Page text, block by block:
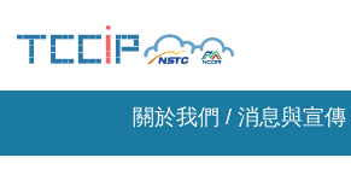
關於我們 / 消息與宣傳